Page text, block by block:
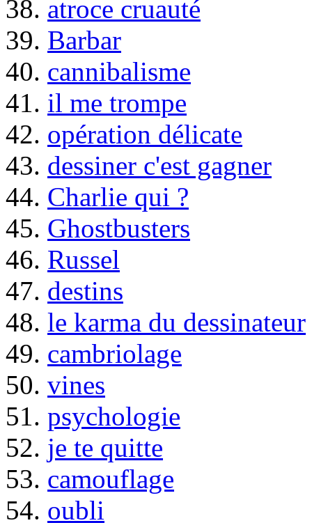
38. atroce cruauté
39. Barbar
40. cannibalisme
41. il me trompe
42. opération délicate
43. dessiner c'est gagner
44. Charlie qui ?
45. Ghostbusters
46. Russel
47. destins
48. le karma du dessinateur
49. cambriolage
50. vines
51. psychologie
52. je te quitte
53. camouflage
54. oubli